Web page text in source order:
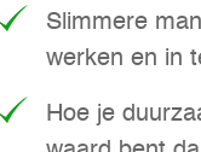
Slimmere
werken en in
Hoe je